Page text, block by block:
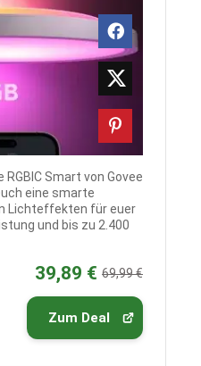
RGBIC Smart von Govee
eine smarte
Lichteffekten für euer
und bis zu 2.400
39,89 € 69,99 €
Zum Deal